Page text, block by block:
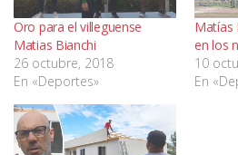
Oro para el villeguense
Matias Bianchi
26 octubre, 2018
En «Deportes»
Matías
en los
10
En